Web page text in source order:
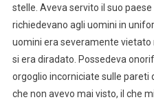
stelle. Aveva servito il suo
richiedevano agli uomini in
uomini era severamente
si era diradato. Possedeva
orgoglio incorniciate sulle pareti
che non avevo mai visto, il che